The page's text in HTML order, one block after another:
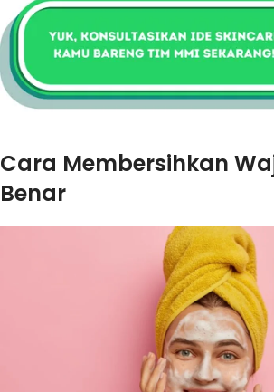
Cara Membersihkan
Benar